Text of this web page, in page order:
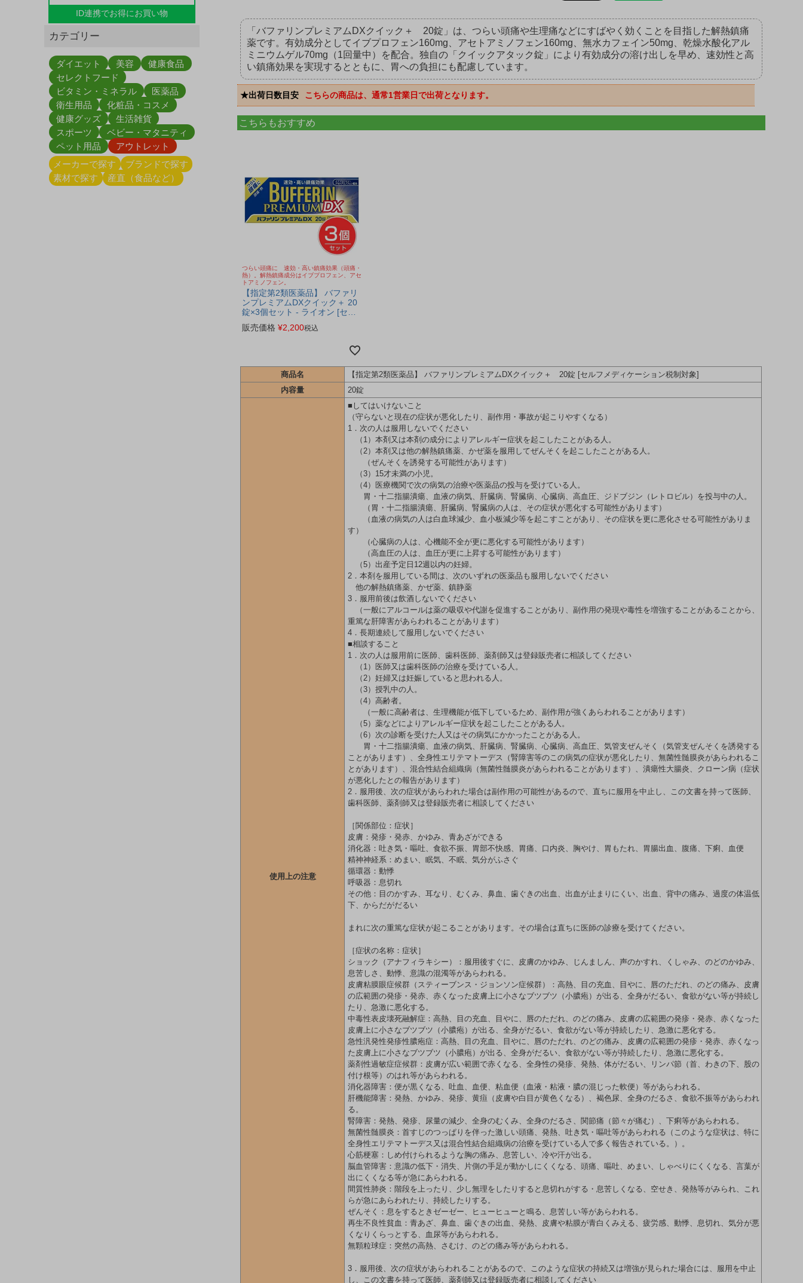
ID連携でお得にお買い物
カテゴリー
ダイエット 美容
健康食品
セレクトフード
ビタミン・ミネラル
医薬品
衛生用品
化粧品・コスメ
健康グッズ
生活雑貨
スポーツ
ベビー・マタニティ
ペット用品
アウトレット
メーカーで探す
ブランドで探す
素材で探す
産直（食品など）
「バファリンプレミアムDXクイック＋ 20錠」は、つらい頭痛や生理痛などにすばやく効くことを目指した解熱鎮痛
薬です。有効成分としてイブプロフェン160mg、アセトアミノフェン160mg、無水カフェイン50mg、乾燥水酸化アル
ミニウムゲル70mg（1回量中）を配合。独自の「クイックアタック錠」により有効成分の溶け出しを早め、速効性と高
い鎮痛効果を実現するとともに、胃への負担にも配慮しています。
★出荷日数目安 こちらの商品は、通常1営業日で出荷となります。
こちらもおすすめ
つらい頭痛に 速効・高い鎮痛効果（頭痛・
熱）。解熱鎮痛成分はイブプロフェン、アセ
トアミノフェン。
【指定第2類医薬品】 バファリ
ンプレミアムDXクイック＋ 20
錠×3個セット - ライオン [セル
フメディケーション税制対象]
※ネコポス対応商品 [解熱鎮痛
販売価格 ¥2,200税込
商品名
【指定第2類医薬品】 バファリンプレミアムDXクイック＋ 20錠 [セルフメディケーション税制対象]
内容量
20錠
使用上の注意
■してはいけないこと
（守らないと現在の症状が悪化したり、副作用・事故が起こりやすくなる）
1．次の人は服用しないでください
（1）本剤又は本剤の成分によりアレルギー症状を起こしたことがある人。
（2）本剤又は他の解熱鎮痛薬、かぜ薬を服用してぜんそくを起こしたことがある人。
（ぜんそくを誘発する可能性があります）
（3）15才未満の小児。
（4）医療機関で次の病気の治療や医薬品の投与を受けている人。
胃・十二指腸潰瘍、血液の病気、肝臓病、腎臓病、心臓病、高血圧、ジドブジン（レトロビル）を投与中の人。
（胃・十二指腸潰瘍、肝臓病、腎臓病の人は、その症状が悪化する可能性があります）
（血液の病気の人は白血球減少、血小板減少等を起こすことがあり、その症状を更に悪化させる可能性がありま
す）
（心臓病の人は、心機能不全が更に悪化する可能性があります）
（高血圧の人は、血圧が更に上昇する可能性があります）
（5）出産予定日12週以内の妊婦。
2．本剤を服用している間は、次のいずれの医薬品も服用しないでください
他の解熱鎮痛薬、かぜ薬、鎮静薬
3．服用前後は飲酒しないでください
（一般にアルコールは薬の吸収や代謝を促進することがあり、副作用の発現や毒性を増強することがあることから、
重篤な肝障害があらわれることがあります）
4．長期連続して服用しないでください
■相談すること
1．次の人は服用前に医師、歯科医師、薬剤師又は登録販売者に相談してください
（1）医師又は歯科医師の治療を受けている人。
（2）妊婦又は妊娠していると思われる人。
（3）授乳中の人。
（4）高齢者。
（一般に高齢者は、生理機能が低下しているため、副作用が強くあらわれることがあります）
（5）薬などによりアレルギー症状を起こしたことがある人。
（6）次の診断を受けた人又はその病気にかかったことがある人。
胃・十二指腸潰瘍、血液の病気、肝臓病、腎臓病、心臓病、高血圧、気管支ぜんそく（気管支ぜんそくを誘発する
ことがあります）、全身性エリテマトーデス（腎障害等のこの病気の症状が悪化したり、無菌性髄膜炎があらわれるこ
とがあります）、混合性結合組織病（無菌性髄膜炎があらわれることがあります）、潰瘍性大腸炎、クローン病（症状
が悪化したとの報告があります）
2．服用後、次の症状があらわれた場合は副作用の可能性があるので、直ちに服用を中止し、この文書を持って医師、
歯科医師、薬剤師又は登録販売者に相談してください
［関係部位：症状］
皮膚：発疹・発赤、かゆみ、青あざができる
消化器：吐き気・嘔吐、食欲不振、胃部不快感、胃痛、口内炎、胸やけ、胃もたれ、胃腸出血、腹痛、下痢、血便
精神神経系：めまい、眠気、不眠、気分がふさぐ
循環器：動悸
呼吸器：息切れ
その他：目のかすみ、耳なり、むくみ、鼻血、歯ぐきの出血、出血が止まりにくい、出血、背中の痛み、過度の体温低
下、からだがだるい
まれに次の重篤な症状が起こることがあります。その場合は直ちに医師の診療を受けてください。
［症状の名称：症状］
ショック（アナフィラキシー）：服用後すぐに、皮膚のかゆみ、じんましん、声のかすれ、くしゃみ、のどのかゆみ、
息苦しさ、動悸、意識の混濁等があらわれる。
皮膚粘膜眼症候群（スティーブンス・ジョンソン症候群）：高熱、目の充血、目やに、唇のただれ、のどの痛み、皮膚
の広範囲の発疹・発赤、赤くなった皮膚上に小さなブツブツ（小膿疱）が出る、全身がだるい、食欲がない等が持続し
たり、急激に悪化する。
中毒性表皮壊死融解症：高熱、目の充血、目やに、唇のただれ、のどの痛み、皮膚の広範囲の発疹・発赤、赤くなった
皮膚上に小さなブツブツ（小膿疱）が出る、全身がだるい、食欲がない等が持続したり、急激に悪化する。
急性汎発性発疹性膿疱症：高熱、目の充血、目やに、唇のただれ、のどの痛み、皮膚の広範囲の発疹・発赤、赤くなっ
た皮膚上に小さなブツブツ（小膿疱）が出る、全身がだるい、食欲がない等が持続したり、急激に悪化する。
薬剤性過敏症症候群：皮膚が広い範囲で赤くなる、全身性の発疹、発熱、体がだるい、リンパ節（首、わきの下、股の
付け根等）のはれ等があらわれる。
消化器障害：便が黒くなる、吐血、血便、粘血便（血液・粘液・膿の混じった軟便）等があらわれる。
肝機能障害：発熱、かゆみ、発疹、黄疸（皮膚や白目が黄色くなる）、褐色尿、全身のだるさ、食欲不振等があらわれ
る。
腎障害：発熱、発疹、尿量の減少、全身のむくみ、全身のだるさ、関節痛（節々が痛む）、下痢等があらわれる。
無菌性髄膜炎：首すじのつっぱりを伴った激しい頭痛、発熱、吐き気・嘔吐等があらわれる（このような症状は、特に
全身性エリテマトーデス又は混合性結合組織病の治療を受けている人で多く報告されている。）。
心筋梗塞：しめ付けられるような胸の痛み、息苦しい、冷や汗が出る。
脳血管障害：意識の低下・消失、片側の手足が動かしにくくなる、頭痛、嘔吐、めまい、しゃべりにくくなる、言葉が
出にくくなる等が急にあらわれる。
間質性肺炎：階段を上ったり、少し無理をしたりすると息切れがする・息苦しくなる、空せき、発熱等がみられ、これ
らが急にあらわれたり、持続したりする。
ぜんそく：息をするときゼーゼー、ヒューヒューと鳴る、息苦しい等があらわれる。
再生不良性貧血：青あざ、鼻血、歯ぐきの出血、発熱、皮膚や粘膜が青白くみえる、疲労感、動悸、息切れ、気分が悪
くなりくらっとする、血尿等があらわれる。
無顆粒球症：突然の高熱、さむけ、のどの痛み等があらわれる。
3．服用後、次の症状があらわれることがあるので、このような症状の持続又は増強が見られた場合には、服用を中止
し、この文書を持って医師、薬剤師又は登録販売者に相談してください